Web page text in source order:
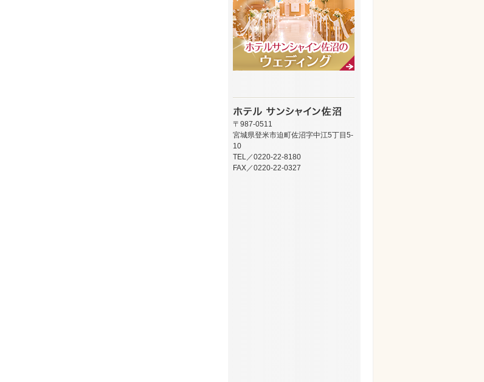
〒987-0511
宮城県登米市迫町佐沼字中江5丁目5-
10
TEL／0220-22-8180
FAX／0220-22-0327